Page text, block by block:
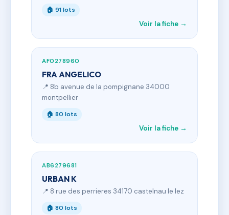
🏠 91 lots
Voir la fiche →
AF0278960
FRA ANGELICO
📍 8b avenue de la pompignane 34000
montpellier
🏠 80 lots
Voir la fiche →
AB6279681
URBAN K
📍 8 rue des perrieres 34170 castelnau le lez
🏠 80 lots